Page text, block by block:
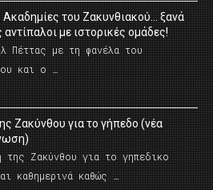
Ακαδημίες του Ζακυνθιακού… ξανά
με ιστορικές ομάδες!
Πέττας με τη φανέλα του
και ο …
Ζακύνθου για το γήπεδο (νέα
της Ζακύνθου για το γηπεδικο
καθημερινά καθώς …